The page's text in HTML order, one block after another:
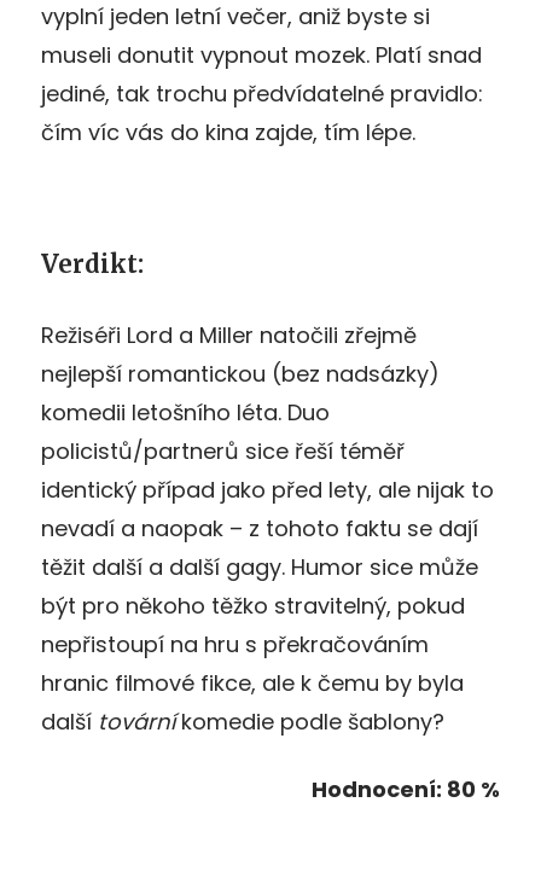
vyplní jeden letní večer, aniž byste si
museli donutit vypnout mozek. Platí snad
jediné, tak trochu předvídatelné pravidlo:
čím víc vás do kina zajde, tím lépe.
Verdikt:
Režiséři Lord a Miller natočili zřejmě
nejlepší romantickou (bez nadsázky)
komedii letošního léta. Duo
policistů/partnerů sice řeší téměř
identický případ jako před lety, ale nijak to
nevadí a naopak – z tohoto faktu se dají
těžit další a další gagy. Humor sice může
být pro někoho těžko stravitelný, pokud
nepřistoupí na hru s překračováním
hranic filmové fikce, ale k čemu by byla
další továrníkomedie podle šablony?
Hodnocení: 80 %